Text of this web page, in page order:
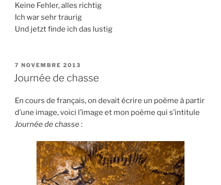
Keine Fehler, alles richtig
Ich war sehr traurig
Und jetzt finde ich das lustig
P
U
B
I
É
E
7 NOVEMBRE 2013
Journée de chasse
En cours de français, on devait écrire un poème à partir
d’une image, voici l’image et mon poème qui s’intitule
Journée de chasse: